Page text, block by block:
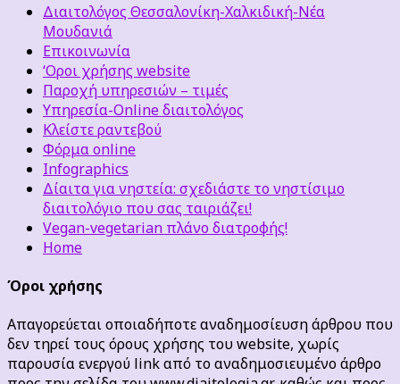
Διαιτολόγος Θεσσαλονίκη-Χαλκιδική-Νέα
Μουδανιά
Επικοινωνία
‘Οροι χρήσης website
Παροχή υπηρεσιών – τιμές
Υπηρεσία-Online διαιτολόγος
Κλείστε ραντεβού
Φόρμα online
Infographics
Δίαιτα για νηστεία: σχεδιάστε το νηστίσιμο
διαιτολόγιο που σας ταιριάζει!
Vegan-vegetarian πλάνο διατροφής!
Home
Όροι χρήσης
Απαγορεύεται οποιαδήποτε αναδημοσίευση άρθρου που
δεν τηρεί τους όρους χρήσης του website, χωρίς
παρουσία ενεργού link από το αναδημοσιευμένο άρθρο